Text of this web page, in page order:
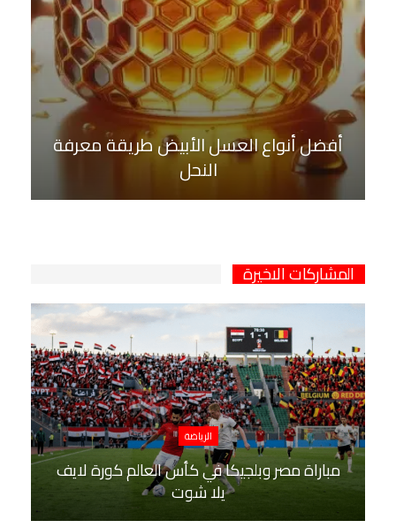
أفضل أنواع العسل الأبيض طريقة معرفة
النحل
المشاركات الاخيرة
الرياضة
مباراة مصر وبلجيكا في كأس العالم كورة لايف
يلا شوت